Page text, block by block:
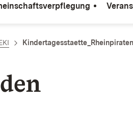
Kindertagesstaette_Rheinpiraten_